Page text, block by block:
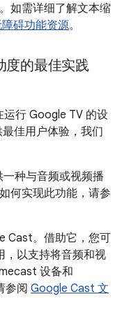
如需详细了解文本缩
碍功能资源。
度的最佳实践
运行 Google TV 的设
佳用户体验，我们
一种与音频或视频播
何实现此功能，请参
Cast。借助它，您可
，以支持将音频和视
设备和
参阅 Google Cast 文